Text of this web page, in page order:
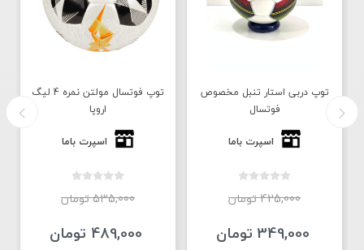
توپ دربی استار تنبل مخصوص
فوتسال
اسپرت باما
425,000 تومان
349,000 تومان
توپ فوتسال مولتن نمره 4 لیگ
اروپا
اسپرت باما
535,000 تومان
489,000 تومان